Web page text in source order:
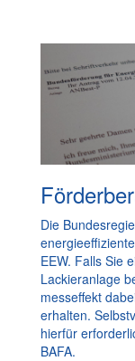
Die
EEW. Falls Sie
Lackieranlage
messeffekt
erhalten.
hierfür
BAFA.